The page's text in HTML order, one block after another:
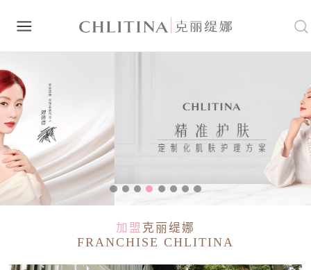
加盟 克丽缇娜
FRANCHISE CHLITINA